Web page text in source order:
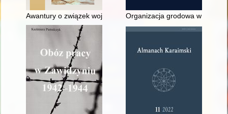
Awantury o związek wojska litewskiego w bezkrólewiu po
Organizacja grodowa w